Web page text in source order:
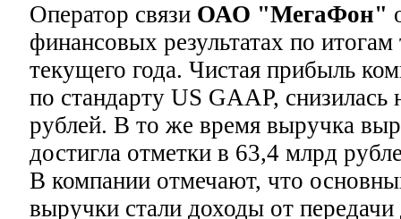
Оператор связи ОАО "МегаФон"
финансовых результатах по итогам
текущего года. Чистая прибыль
по стандарту US GAAP,
рублей. В то же время выручка
достигла отметки в 63,4 млрд
В компании отмечают, что
выручки стали доходы от